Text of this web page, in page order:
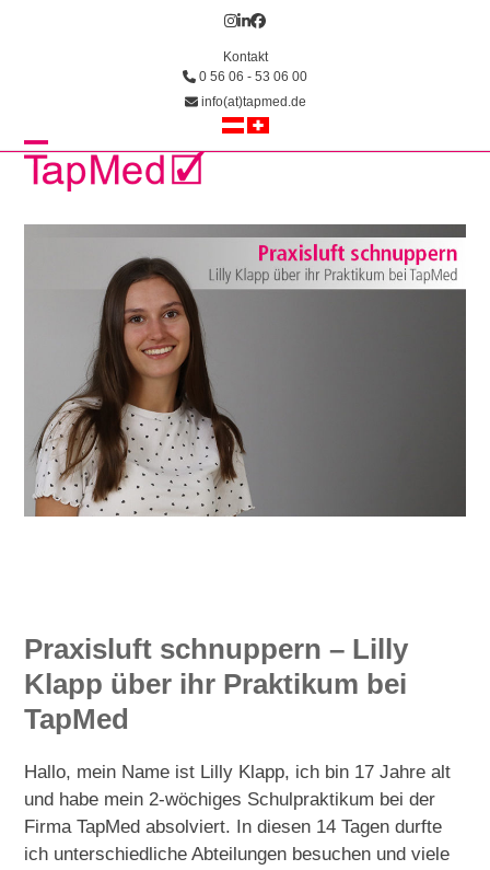
Instagram
LinkedIn
Facebook
Kontakt
0 56 06 - 53 06 00
info(at)tapmed.de
Open
Close
Praxisluft schnuppern – Lilly
Klapp über ihr Praktikum bei
TapMed
Hallo, mein Name ist Lilly Klapp, ich bin 17 Jahre alt
und habe mein 2-wöchiges Schulpraktikum bei der
Firma TapMed absolviert. In diesen 14 Tagen durfte
ich unterschiedliche Abteilungen besuchen und viele